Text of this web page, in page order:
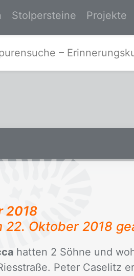
von Spurensuche-
Stolpersteine Projekte
–
2018
22. Oktober 2018
hat­ten 2 Söh­ne und
Pe­ter Ca­se­litz